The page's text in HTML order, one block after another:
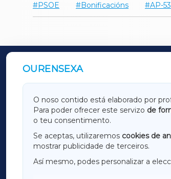
PSOE Bonificacións AP-53
OURENSEXA
O noso contido está elaborado por
Para poder ofrecer este servizo de
o teu consentimento.
Se aceptas, utilizaremos cookies de
mostrar publicidade de terceiros.
Así mesmo, podes personalizar a
OUTROS PERIÓDICOS
GALICIAXA
AMARIÑAXA
OURENSEXA